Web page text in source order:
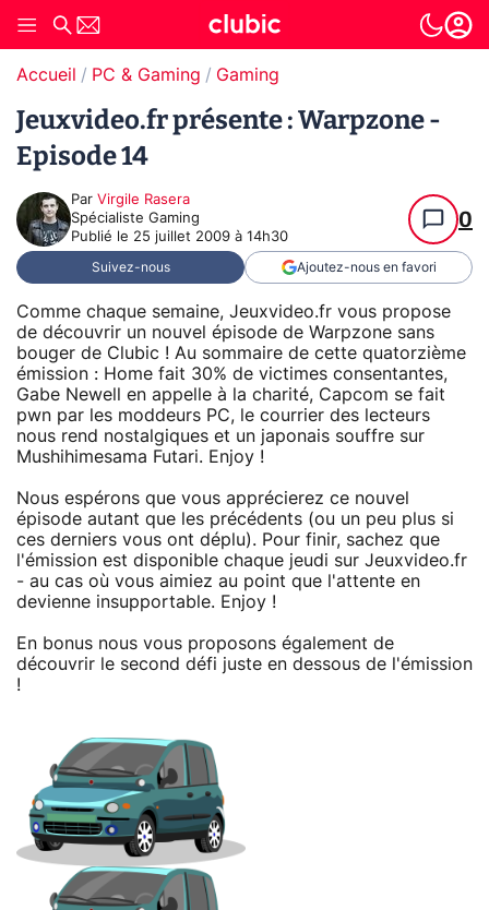
Accueil PC & Gaming Gaming
Jeuxvideo.fr présente : Warpzone -
Episode 14
Par Virgile Rasera
Spécialiste Gaming
Publié le 25 juillet 2009 à 14h30
0
Suivez-nous Ajoutez-nous en favori
Comme chaque semaine, Jeuxvideo.fr vous propose
de découvrir un nouvel épisode de Warpzone sans
bouger de Clubic ! Au sommaire de cette quatorzième
émission : Home fait 30% de victimes consentantes,
Gabe Newell en appelle à la charité, Capcom se fait
pwn par les moddeurs PC, le courrier des lecteurs
nous rend nostalgiques et un japonais souffre sur
Mushihimesama Futari. Enjoy !
Nous espérons que vous apprécierez ce nouvel
épisode autant que les précédents (ou un peu plus si
ces derniers vous ont déplu). Pour finir, sachez que
l'émission est disponible chaque jeudi sur Jeuxvideo.fr
- au cas où vous aimiez au point que l'attente en
devienne insupportable. Enjoy !
En bonus nous vous proposons également de
découvrir le second défi juste en dessous de l'émission
!